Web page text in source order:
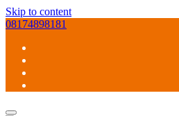
Skip to content
08174898181